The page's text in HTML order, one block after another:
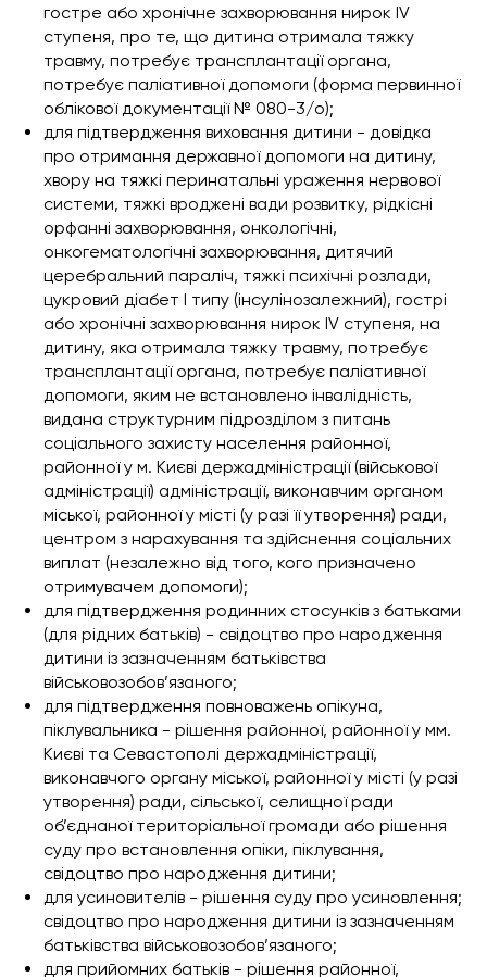
гостре або хронічне захворювання нирок IV
ступеня, про те, що дитина отримала тяжку
травму, потребує трансплантації органа,
потребує паліативної допомоги (форма первинної
облікової документації№ 080-3/о);
для підтвердження виховання дитини - довідка
про отримання державної допомоги на дитину,
хвору на тяжкі перинатальні ураження нервової
системи, тяжкі вроджені вади розвитку, рідкісні
орфанні захворювання, онкологічні,
онкогематологічні захворювання, дитячий
церебральний параліч, тяжкі психічні розлади,
цукровий діабет I типу (інсулінозалежний), гострі
або хронічні захворювання нирок IV ступеня, на
дитину, яка отримала тяжку травму, потребує
трансплантації органа, потребує паліативної
допомоги, яким не встановлено інвалідність,
видана структурним підрозділом з питань
соціального захисту населення районної,
районної у м. Києві держадміністрації (військової
адміністрації) адміністрації, виконавчим органом
міської, районної у місті (у разі її утворення) ради,
центром з нарахування та здійснення соціальних
виплат (незалежно від того, кого призначено
отримувачем допомоги);
для підтвердження родинних стосунків з батьками
(для рідних батьків) - свідоцтво про народження
дитини із зазначенням батьківства
військовозобов’язаного;
для підтвердження повноважень опікуна,
піклувальника - рішення районної, районної у мм.
Києві та Севастополі держадміністрації,
виконавчого органу міської, районної у місті (у разі
утворення) ради, сільської, селищної ради
об’єднаної територіальної громади або рішення
суду про встановлення опіки, піклування,
свідоцтво про народження дитини;
для усиновителів - рішення суду про усиновлення;
свідоцтво про народження дитини із зазначенням
батьківства військовозобов’язаного;
для прийомних батьків - рішення районної,